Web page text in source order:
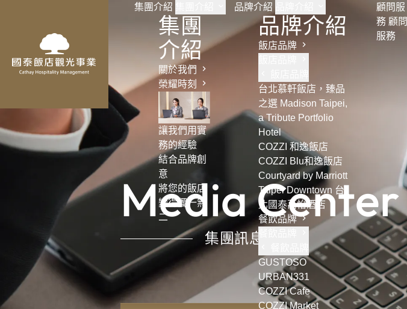
集團介紹
集團
介紹
關於我們
榮耀時刻
讓我們用實
務的經驗
結合品牌創
意
將您的飯店
變得獨一無
二
品牌介紹
品牌介紹
飯店品牌
台北慕軒飯店，臻品
之選 Madison Taipei,
a Tribute Portfolio
Hotel
COZZI 和逸飯店
COZZI Blu和逸飯店
Courtyard by Marriott
Taipei Downtown 台
北國泰萬怡酒店
餐飲品牌
餐飲品牌
GUSTOSO
URBAN331
COZZI Cafe
COZZI Market
顧問服
務 顧問
服務
MediaCenter
集團訊息